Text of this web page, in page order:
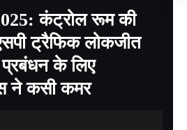
>UTTARAKHAND>DEHRADUN
कंट्रोल रूम की
ट्रैफिक लोकजीत
प्रबंधन के लिए
ने कसी कमर